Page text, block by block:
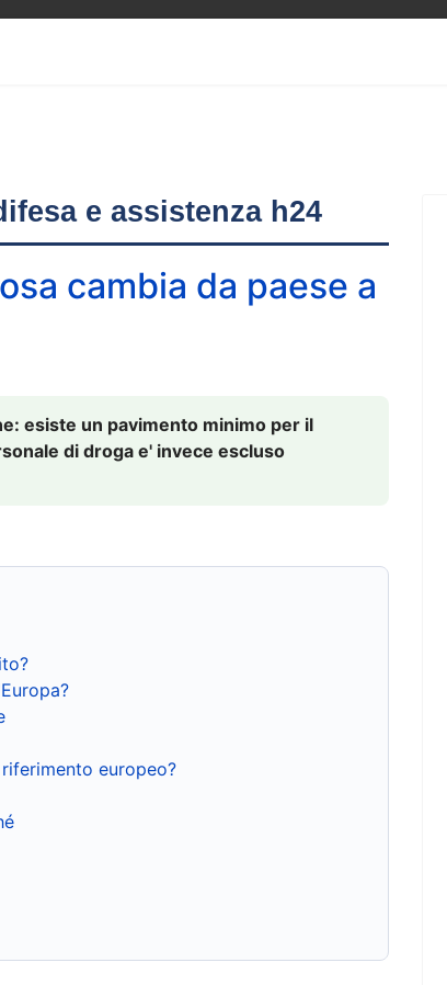
e assistenza h24
cambia da paese a
esiste un pavimento minimo per il
di droga e' invece escluso
europeo?